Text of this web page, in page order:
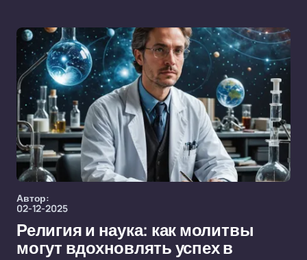
Автор:
02-12-2025
Религия и наука: как молитвы
могут вдохновлять успех в